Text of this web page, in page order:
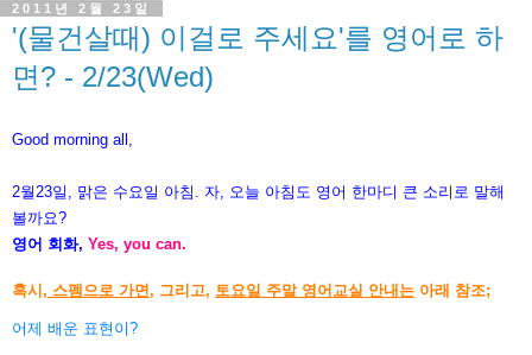
2011년 2월 23일
'(물건살때) 이걸로 주세요'를 영어로 하
면? - 2/23(Wed)
Good morning all,
2월23일, 맑은 수요일 아침. 자, 오늘 아침도 영어 한마디 큰 소리로 말해
볼까요?
영어 회화, Yes, you can.
혹시, 스펨으로 가면 , 그리고, 토요일 주말 영어교실 안내는 아래 참조;
어제 배운 표현이?